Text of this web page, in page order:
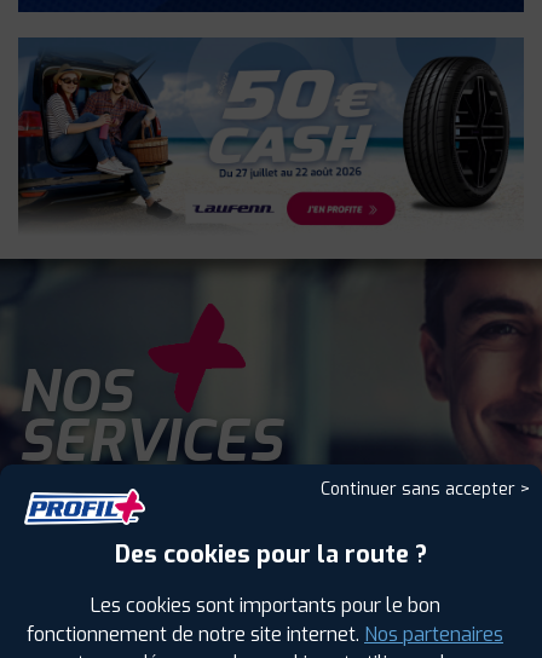
NOS
SERVICES
AUTO, CAMIONNETTE,
4X4 AGRAIRE POIDS LOURD
Continuer sans accepter >
Des cookies pour la route ?
Les cookies sont importants pour le bon
fonctionnement de notre site internet. Nos partenaires